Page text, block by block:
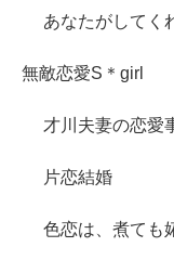
あなたがしてく
無敵恋愛S＊girl
才川夫妻の恋
片恋結婚
色恋は、煮ても